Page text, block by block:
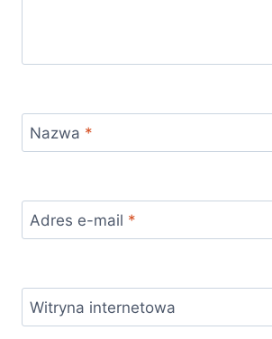
Nazwa *
Adres e-mail *
Witryna internetowa